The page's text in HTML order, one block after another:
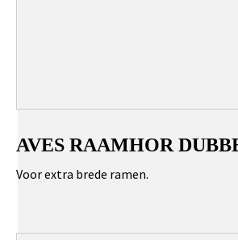
AVES RAAMHOR
Voor extra brede ramen.